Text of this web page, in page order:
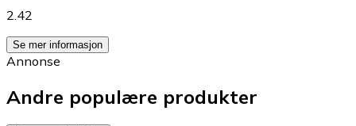
2.42
Se mer informasjon
Annonse
Andre populære produkter